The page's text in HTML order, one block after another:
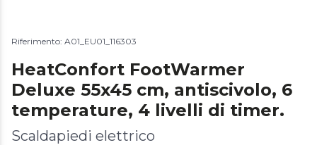
Riferimento: A01_EU01_116303
HeatConfort FootWarmer
Deluxe 55x45 cm, antiscivolo, 6
temperature, 4 livelli di timer.
Scaldapiedi elettrico